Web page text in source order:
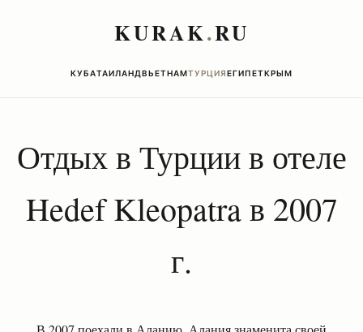
KURAK.RU
КУБАТАИЛАНДВЬЕТНАМТУРЦИЯЕГИПЕТКРЫМ
Отдых в Турции в отеле
Hedef Kleopatra в 2007
г.